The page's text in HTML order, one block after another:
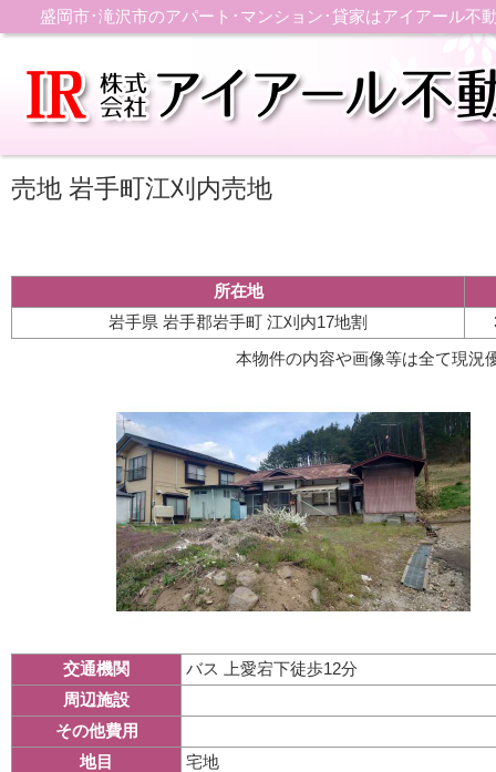
盛岡市･滝沢市のアパート･マンション･貸家はアイアール
売地 岩手町江刈内売地
所在地
岩手県 岩手郡岩手町 江刈内17地割
本物件の内容や画像等は全て現況
交通機関 バス 上愛宕下徒歩12分
周辺施設
その他費用
地目
宅地